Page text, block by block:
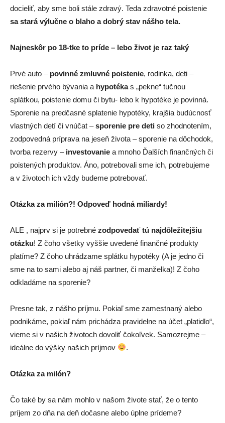
docieliť, aby sme boli stále zdravý. Teda zdravotné poistenie
sa stará výlučne o blaho a dobrý stav nášho tela.
Najneskôr po 18-tke to príde – lebo život je raz taký
Prvé auto – povinné zmluvné poistenie, rodinka, deti –
riešenie prvého bývania a hypotékas „pekne“ tučnou
splátkou, poistenie domu či bytu- lebo k hypotéke je povinná.
Sporenie na predčasné splatenie hypotéky, krajšia budúcnosť
vlastných detí či vnúčat –sporenie pre deti so zhodnotením,
zodpovedná príprava na jeseň života – sporenie na dôchodok,
tvorba rezervy – investovanie a mnoho Ďalších finančných či
poistených produktov. Áno, potrebovali sme ich, potrebujeme
a v životoch ich vždy budeme potrebovať.
Otázka za milión?! Odpoveď hodná miliardy!
ALE , najprv si je potrebné zodpovedať tú najdôležitejšiu
otázku! Z čoho všetky vyššie uvedené finančné produkty
platíme? Z čoho uhrádzame splátku hypotéky (A je jedno či
sme na to sami alebo aj náš partner, či manželka)! Z čoho
odkladáme na sporenie?
Presne tak, z nášho príjmu. Pokiaľ sme zamestnaný alebo
podnikáme, pokiaľ nám prichádza pravidelne na účet „platidlo“,
vieme si v našich životoch dovoliť čokoľvek. Samozrejme –
ideálne do výšky našich príjmov
.
Otázka za milón?
Čo také by sa nám mohlo v našom živote stať, že o tento
príjem zo dňa na deň dočasne alebo úplne prídeme?